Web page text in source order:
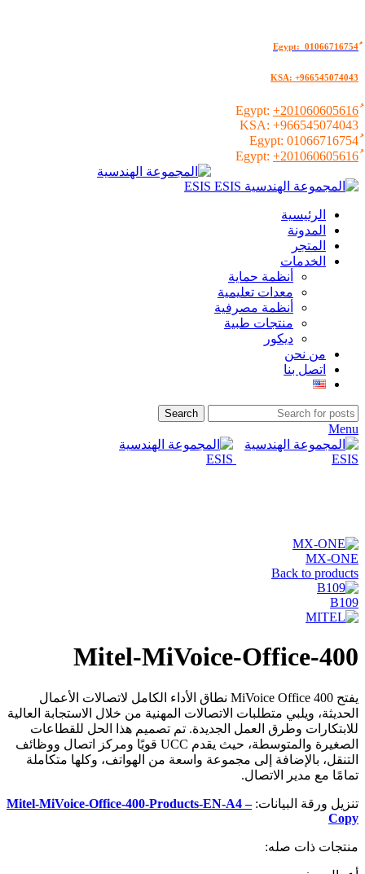
KSA: +966545074043
+201060605616
KSA: +966545074043
01066716754
+201060605616
الرئيسية
المدونة
المتجر
الخدمات
أنظمة حماية
معدات تعليمية
أنظمة مصرفية
منتجات طبية
ديكور
من نحن
اتصل بنا
Search
Menu
MX-ONE
Back to products
B109
Mitel-MiVoice-Office-400
يفتح MiVoice Office 400 نطاق الأداء الكامل لاتصالات الأعمال
الحديثة، ويلبي متطلبات الاتصالات المهنية من خلال الاستجابة العالية
للابتكارات وطرق العمل الجديدة. تم تصميم هذا الحل للقطاعات
الصغيرة والمتوسطة، حيث يقدم UCC قويًا ومركز اتصال ووظائف
التنقل، بالإضافة إلى مجموعة واسعة من الهواتف، وكلها متكاملة
تمامًا مع مدير الاتصال.
تنزيل ورقة البيانات:Mitel-MiVoice-Office-400-Products-EN-A4 –
Copy
منتجات ذات صله: